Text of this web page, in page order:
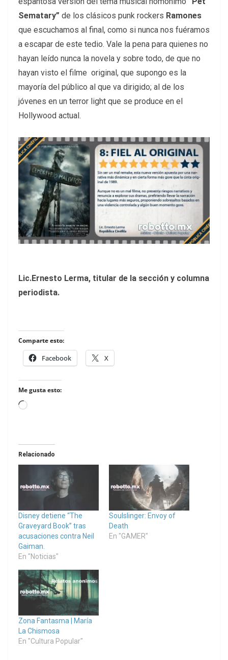
Sematary” de los clásicos punk rockers Ramones
que escuchamos al final, como si nunca nos fuéramos
a escapar de este tedio. Vale la pena para quienes no
hayan leído nunca la novela y sobre todo, de que no
hayan visto el filme original, que supongo es la
mayoría del público al que va dirigido; al de los
jóvenes en un terror light que se produce en el
Hollywood actual.
Lic.Ernesto Lerma, titular de la sección y columna
periodista.
Comparte esto:
Facebook X
Me gusta esto:
Loading…
Relacionado
Disney detiene “The
Graveyard Book” tras
acusaciones contra Neil
Gaiman.
En "Noticias"
Soulslinger: Envoy of
Death
En "GAMER"
Zona Fantasma | María
La Chismosa
En "Cultura Popular"